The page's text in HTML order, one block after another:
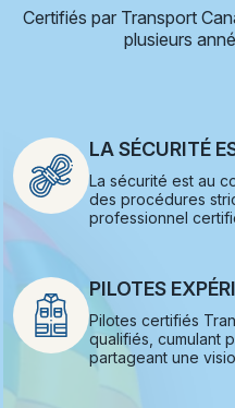
Certifiés par Transport
plusieurs
LA SÉCURITÉ
La sécurité est au
des procédures
professionnel
PILOTES
Pilotes certifiés
qualifiés, cumulant
partageant une